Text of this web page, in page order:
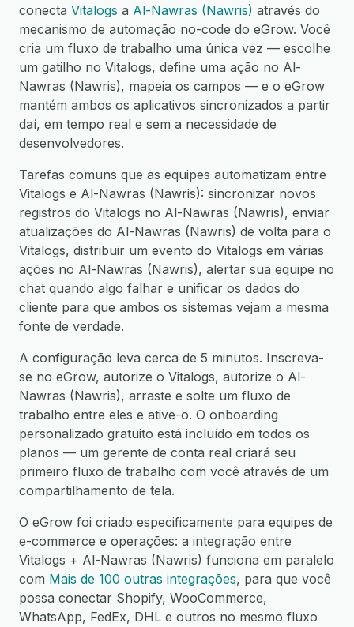
conecta Vitalogs a Al-Nawras (Nawris) através do
mecanismo de automação no-code do eGrow. Você
cria um fluxo de trabalho uma única vez — escolhe
um gatilho no Vitalogs, define uma ação no Al-
Nawras (Nawris), mapeia os campos — e o eGrow
mantém ambos os aplicativos sincronizados a partir
daí, em tempo real e sem a necessidade de
desenvolvedores.
Tarefas comuns que as equipes automatizam entre
Vitalogs e Al-Nawras (Nawris): sincronizar novos
registros do Vitalogs no Al-Nawras (Nawris), enviar
atualizações do Al-Nawras (Nawris) de volta para o
Vitalogs, distribuir um evento do Vitalogs em várias
ações no Al-Nawras (Nawris), alertar sua equipe no
chat quando algo falhar e unificar os dados do
cliente para que ambos os sistemas vejam a mesma
fonte de verdade.
A configuração leva cerca de 5 minutos. Inscreva-
se no eGrow, autorize o Vitalogs, autorize o Al-
Nawras (Nawris), arraste e solte um fluxo de
trabalho entre eles e ative-o. O onboarding
personalizado gratuito está incluído em todos os
planos — um gerente de conta real criará seu
primeiro fluxo de trabalho com você através de um
compartilhamento de tela.
O eGrow foi criado especificamente para equipes de
e-commerce e operações: a integração entre
Vitalogs + Al-Nawras (Nawris) funciona em paralelo
com Mais de 100 outras integrações, para que você
possa conectar Shopify, WooCommerce,
WhatsApp, FedEx, DHL e outros no mesmo fluxo